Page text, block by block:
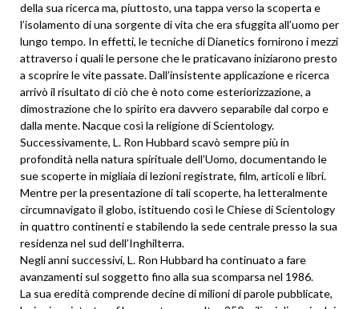
della sua ricerca ma, piuttosto, una tappa verso la scoperta e
l’isolamento di una sorgente di vita che era sfuggita all’uomo per
lungo tempo. In effetti, le tecniche di Dianetics fornirono i mezzi
attraverso i quali le persone che le praticavano iniziarono presto
a scoprire le vite passate. Dall’insistente applicazione e ricerca
arrivò il risultato di ciò che è noto come esteriorizzazione, a
dimostrazione che lo spirito era davvero separabile dal corpo e
dalla mente. Nacque così la religione di Scientology.
Successivamente, L. Ron Hubbard scavò sempre più in
profondità nella natura spirituale dell’Uomo, documentando le
sue scoperte in migliaia di lezioni registrate, film, articoli e libri.
Mentre per la presentazione di tali scoperte, ha letteralmente
circumnavigato il globo, istituendo così le Chiese di Scientology
in quattro continenti e stabilendo la sede centrale presso la sua
residenza nel sud dell’Inghilterra.
Negli anni successivi, L. Ron Hubbard ha continuato a fare
avanzamenti sul soggetto fino alla sua scomparsa nel 1986.
La sua eredità comprende decine di milioni di parole pubblicate,